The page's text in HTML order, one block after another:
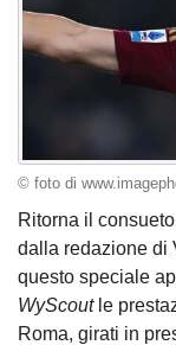
© foto di
Ritorna il
dalla redazione di
questo speciale
WyScout le
Roma, girati in